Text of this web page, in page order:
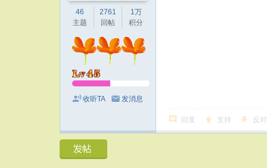
46
主题
2761
回帖
1万
积分
收听TA 发消息
回复 支持 反对